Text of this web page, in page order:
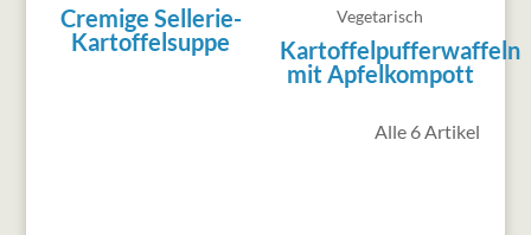
Cremige Sellerie-
Kartoffelsuppe
Vegetarisch
Kartoffelpufferwaffeln
mit Apfelkompott
Alle 6 Artikel